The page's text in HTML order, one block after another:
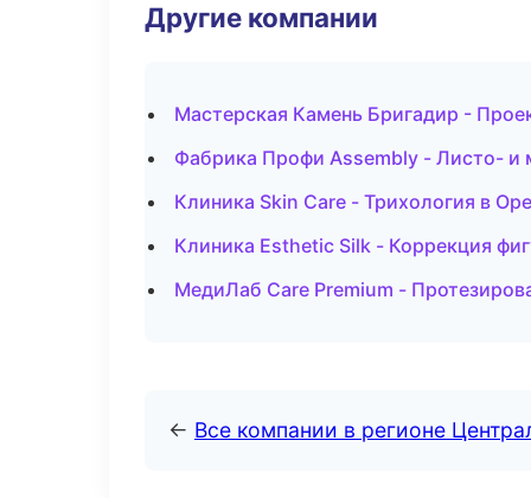
Другие компании
Мастерская Камень Бригадир -
Фабрика Профи Assembly - Листо- и
Клиника Skin Care - Трихология в
Клиника Esthetic Silk - Коррекция
МедиЛаб Care Premium -
← Все компании в регионе